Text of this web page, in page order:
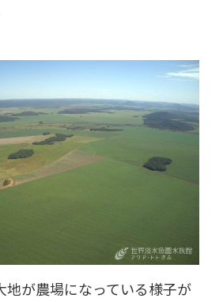
地が農場になっている様子が